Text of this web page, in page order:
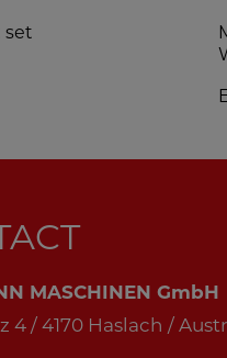
set
MASCHINEN GmbH
4 / 4170 Haslach /